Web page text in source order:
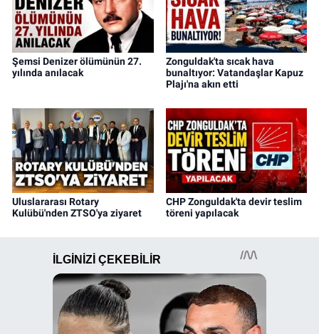
Şemsi Denizer ölümünün 27.
yılında anılacak
Zonguldak'ta sıcak hava
bunaltıyor: Vatandaşlar Kapuz
Plajı'na akın etti
Uluslararası Rotary
Kulübü'nden ZTSO'ya ziyaret
CHP Zonguldak'ta devir teslim
töreni yapılacak